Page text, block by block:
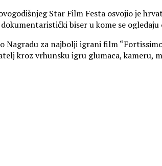
Star Film Festa osvojio je
biser u kome se
Nagradu za najbolji igrani film
kroz vrhunsku igru glumaca,